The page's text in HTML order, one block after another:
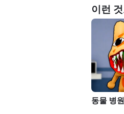
이런
동물 병